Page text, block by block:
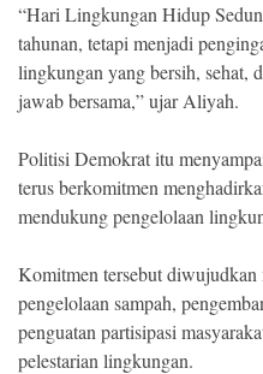
“Hari Lingkungan Hidup
tahunan, tetapi menjadi
lingkungan yang bersih, sehat,
jawab bersama,” ujar Aliyah.
Politisi Demokrat itu
terus berkomitmen
mendukung pengelolaan
Komitmen tersebut diwujudkan
pengelolaan sampah,
penguatan partisipasi
pelestarian lingkungan.